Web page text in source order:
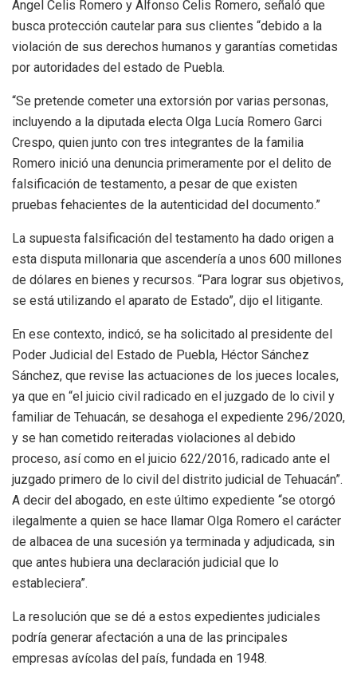
Ángel Celis Romero y Alfonso Celis Romero, señaló que
busca protección cautelar para sus clientes “debido a la
violación de sus derechos humanos y garantías cometidas
por autoridades del estado de Puebla.
“Se pretende cometer una extorsión por varias personas,
incluyendo a la diputada electa Olga Lucía Romero Garci
Crespo, quien junto con tres integrantes de la familia
Romero inició una denuncia primeramente por el delito de
falsificación de testamento, a pesar de que existen
pruebas fehacientes de la autenticidad del documento.”
La supuesta falsificación del testamento ha dado origen a
esta disputa millonaria que ascendería a unos 600 millones
de dólares en bienes y recursos. “Para lograr sus objetivos,
se está utilizando el aparato de Estado”, dijo el litigante.
En ese contexto, indicó, se ha solicitado al presidente del
Poder Judicial del Estado de Puebla, Héctor Sánchez
Sánchez, que revise las actuaciones de los jueces locales,
ya que en “el juicio civil radicado en el juzgado de lo civil y
familiar de Tehuacán, se desahoga el expediente 296/2020,
y se han cometido reiteradas violaciones al debido
proceso, así como en el juicio 622/2016, radicado ante el
juzgado primero de lo civil del distrito judicial de Tehuacán”.
A decir del abogado, en este último expediente “se otorgó
ilegalmente a quien se hace llamar Olga Romero el carácter
de albacea de una sucesión ya terminada y adjudicada, sin
que antes hubiera una declaración judicial que lo
estableciera”.
La resolución que se dé a estos expedientes judiciales
podría generar afectación a una de las principales
empresas avícolas del país, fundada en 1948.